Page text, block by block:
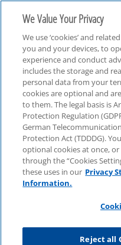
Life Sciences & Chemie
We Value Your Privacy
We use ‘cookies’ and
you and your devices, to
experience and conduct
includes the storage and
personal data from your
cookies are optional and
to them. The legal basis is
Protection Regulation
German
Protection Act (TDDDG).
optional cookies at once,
through the “Cookies
these uses in our Privacy
Information.
Reject all